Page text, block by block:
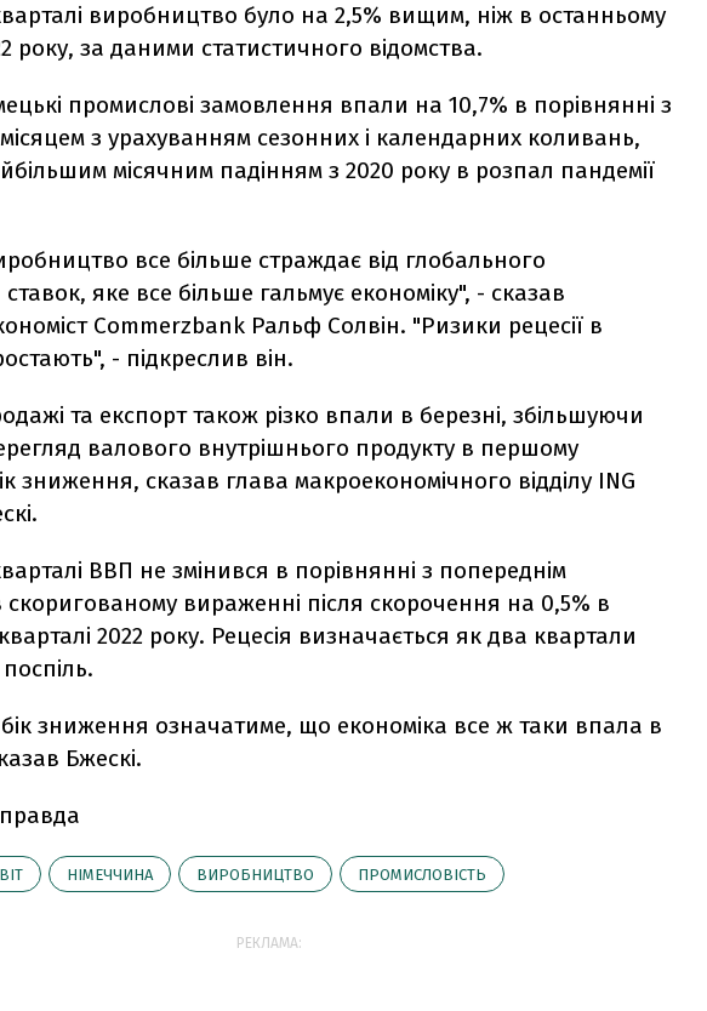
виробництво було на 2,5% вищим, ніж в останньому
року, за даними статистичного відомства.
промислові замовлення впали на 10,7% в порівнянні з
з урахуванням сезонних і календарних коливань,
місячним падінням з 2020 року в розпал пандемії
все більше страждає від глобального
яке все більше гальмує економіку", - сказав
Commerzbank Ральф Солвін. "Ризики рецесії в
- підкреслив він.
та експорт також різко впали в березні, збільшуючи
валового внутрішнього продукту в першому
зниження, сказав глава макроекономічного відділу ING
ВВП не змінився в порівнянні з попереднім
скоригованому вираженні після скорочення на 0,5% в
2022 року. Рецесія визначається як два квартали
зниження означатиме, що економіка все ж таки впала в
Бжескі.
НІМЕЧЧИНА ВИРОБНИЦТВО ПРОМИСЛОВІСТЬ
РЕКЛАМА: